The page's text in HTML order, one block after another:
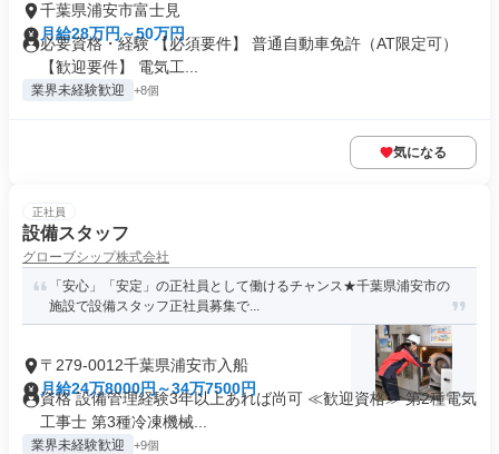
千葉県浦安市富士見
月給28万円～50万円
必要資格・経験 【必須要件】 普通自動車免許（AT限定可）
【歓迎要件】 電気工...
業界未経験歓迎 +8個
気になる
正社員
設備スタッフ
グローブシップ株式会社
「安心」「安定」の正社員として働けるチャンス★千葉県浦安市の
施設で設備スタッフ正社員募集で...
〒279-0012千葉県浦安市入船
月給24万8000円～34万7500円
資格 設備管理経験3年以上あれば尚可 ≪歓迎資格≫ 第2種電気
工事士 第3種冷凍機械...
業界未経験歓迎 +9個